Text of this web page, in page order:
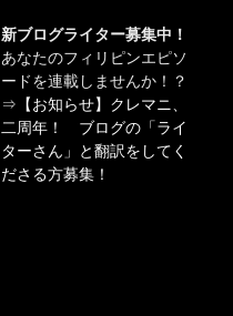
新ブログライター募集中！
あなたのフィリピンエピソ
ードを連載しませんか！？
⇒ 【お知らせ】クレマニ、
二周年！ ブログの「ライ
ターさん」と翻訳をしてく
ださる方募集！